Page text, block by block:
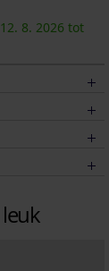
12. 8. 2026 tot